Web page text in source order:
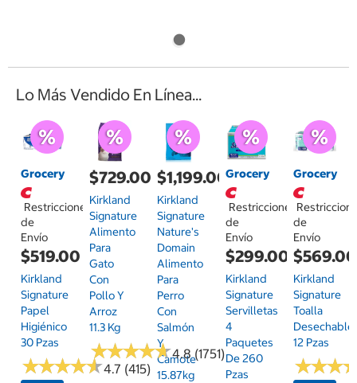
Lo Más Vendido En Línea...
Grocery
Restricciones
de
Envío
$519.00
Kirkland
Signature
Papel
Higiénico
30 Pzas
★★★★★
★★★★★4.7 (415)
$729.00
Kirkland
Signature
Alimento
Para
Gato
Con
Pollo Y
Arroz
11.3 Kg
★★★★★
★★★★★4.8 (1751)
$1,199.00
Kirkland
Signature
Nature's
Domain
Alimento
Para
Perro
Con
Salmón
Y
Camote
15.87kg
Grocery
Restricciones
de
Envío
$299.00
Kirkland
Signature
Servilletas
4
Paquetes
De 260
Pzas
Grocery
de
Envío
$569.00
Kirkland
Signature
Toalla
Desechable
12 Pzas
★★★
★★★